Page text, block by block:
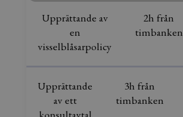
Upprättande av
en
visselblåsarpolicy
2h från
timbanken
Upprättande
av ett
konsultavtal
3h från
timbanken